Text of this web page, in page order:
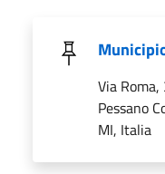
Via
Pessano
MI, Italia